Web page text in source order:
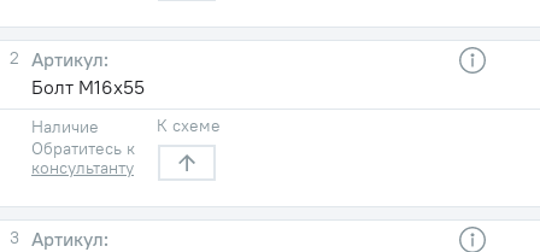
2
Болт М16х55
Наличие
Обратитесь к
консультанту
К схеме
3